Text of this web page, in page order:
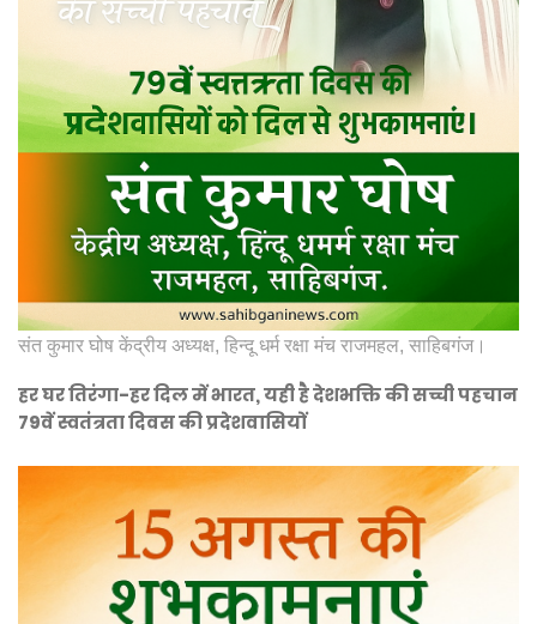
संत कुमार घोष केंद्रीय अध्यक्ष, हिन्दू धर्म रक्षा मंच राजमहल, साहिबगंज।
हर घर तिरंगा-हर दिल में भारत, यही है देशभक्ति की सच्ची पहचान
79वें स्वतंत्रता दिवस की प्रदेशवासियों